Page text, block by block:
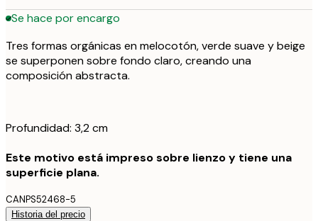
Se hace por encargo
Tres formas orgánicas en melocotón, verde suave y beige
se superponen sobre fondo claro, creando una
composición abstracta.
Profundidad: 3,2 cm
Este motivo está impreso sobre lienzo y tiene una
superficie plana.
CANPS52468-5
Historia del precio